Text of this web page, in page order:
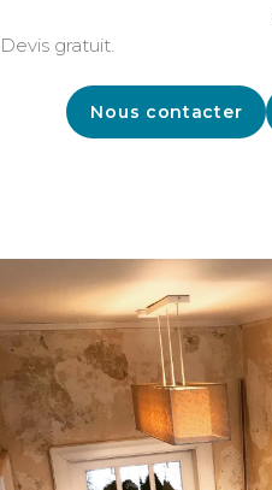
Devis gratuit.
Nous contacter